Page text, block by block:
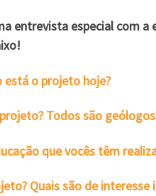
entrevista especial com a
está o projeto hoje?
Todos são
que vocês têm
Quais são de interesse